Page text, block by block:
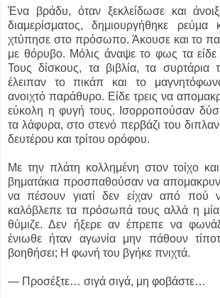
Ένα βράδυ, όταν ξεκλείδωσε και
διαμερίσματος, δημιουργήθηκε
χτύπησε στο πρόσωπο. Άκουσε και το
με θόρυβο. Μόλις άναψε το φως τα
Τους δίσκους, τα βιβλία, τα
έλειπαν το πικάπ και το
ανοιχτό παράθυρο. Είδε τρεις να
εύκολη η φυγή τους. Ισορροπούσαν
τα λάφυρα, στο στενό περβάζι του
δευτέρου και τρίτου ορόφου.
Με την πλάτη κολλημένη στον τοίχο
βηματάκια προσπαθούσαν να
να πέσουν γιατί δεν είχαν από πού
καλόβλεπε τα πρόσωπά τους αλλά η μία
θύμιζε. Δεν ήξερε αν έπρεπε να
ένιωθε ήταν αγωνία μην πάθουν
βοηθήσει; Η φωνή του βγήκε πνιχτά.
― Προσέξτε… σιγά σιγά, μη φοβάστε…